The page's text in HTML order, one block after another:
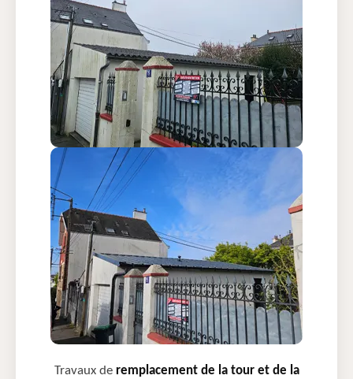
Travaux de remplacement de la tour et de la